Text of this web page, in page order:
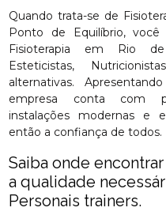
Quando trata-se de
Ponto de Equilíbrio,
Fisioterapia em Rio de
Esteticistas,
alternativas.
empresa conta com
instalações modernas e
então a confiança de todos.
Saiba onde
a qualidade
Personais trainers.